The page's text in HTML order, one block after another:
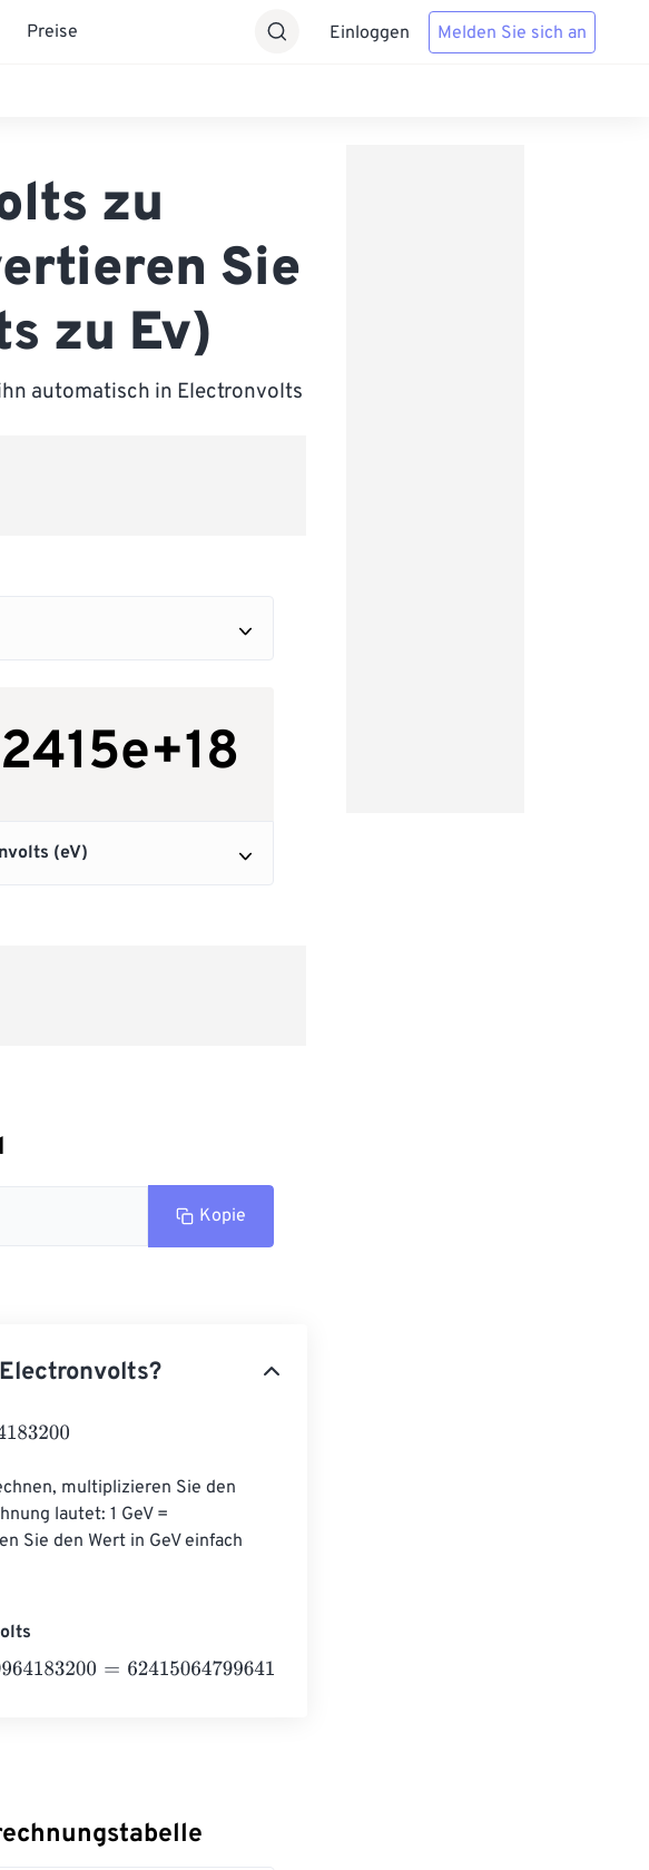
Preise Einloggen Melden Sie sich an
zu
Sie
zu Ev)
automatisch in Electronvolts
Kopie
multiplizieren Sie den
lautet: 1 GeV =
Sie den Wert in GeV einfach
=62415064799641840000 Electronvolts